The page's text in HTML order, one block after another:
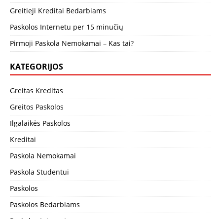
Greitieji Kreditai Bedarbiams
Paskolos Internetu per 15 minučių
Pirmoji Paskola Nemokamai – Kas tai?
KATEGORIJOS
Greitas Kreditas
Greitos Paskolos
Ilgalaikės Paskolos
Kreditai
Paskola Nemokamai
Paskola Studentui
Paskolos
Paskolos Bedarbiams